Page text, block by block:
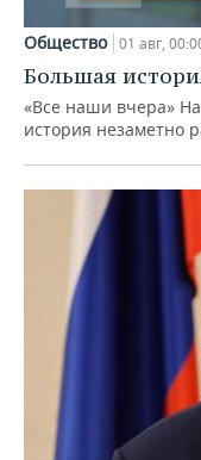
Общество 01 авг,
Большая
«Все наши вчера»
история незаметно